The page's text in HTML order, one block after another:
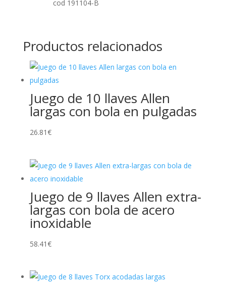
cod 191104-B
Productos relacionados
Juego de 10 llaves Allen
largas con bola en pulgadas
26.81€
Juego de 9 llaves Allen extra-
largas con bola de acero
inoxidable
58.41€